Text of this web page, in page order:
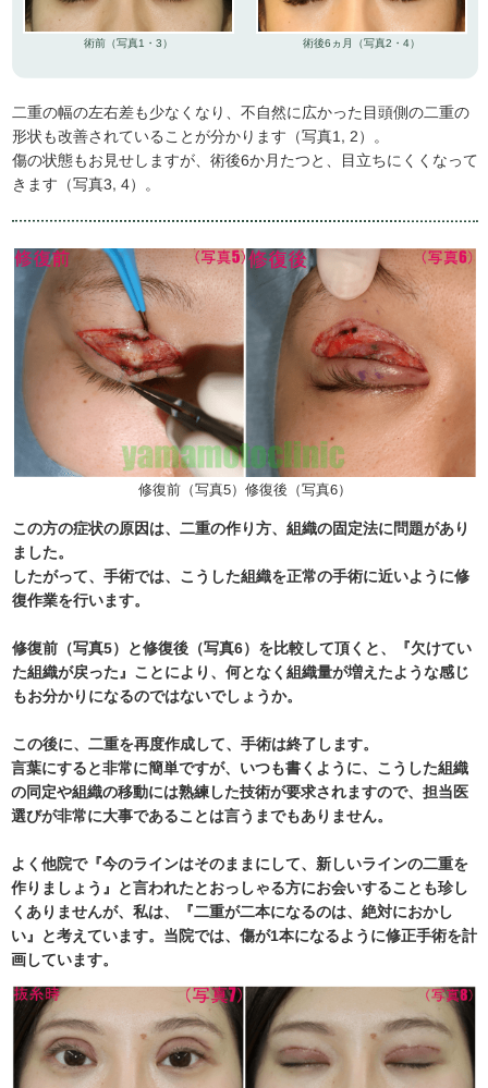
術前（写真1・3） 術後6ヵ月（写真2・4）
二重の幅の左右差も少なくなり、不自然に広かった目頭側の二重の
形状も改善されていることが分かります（写真1, 2）。
傷の状態もお見せしますが、術後6か月たつと、目立ちにくくなって
きます（写真3, 4）。
修復前（写真5）修復後（写真6）
この方の症状の原因は、二重の作り方、組織の固定法に問題があり
ました。
したがって、手術では、こうした組織を正常の手術に近いように修
復作業を行います。
修復前（写真5）と修復後（写真6）を比較して頂くと、『欠けてい
た組織が戻った』ことにより、何となく組織量が増えたような感じ
もお分かりになるのではないでしょうか。
この後に、二重を再度作成して、手術は終了します。
言葉にすると非常に簡単ですが、いつも書くように、こうした組織
の同定や組織の移動には熟練した技術が要求されますので、担当医
選びが非常に大事であることは言うまでもありません。
よく他院で『今のラインはそのままにして、新しいラインの二重を
作りましょう』と言われたとおっしゃる方にお会いすることも珍し
くありませんが、私は、 『二重が二本になるのは、絶対におかし
い』と考えています。当院では、傷が1本になるように修正手術を計
画しています。